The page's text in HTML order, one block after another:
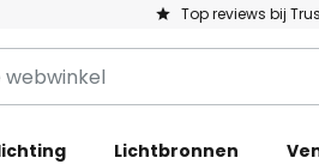
Top reviews bij
Lichtbronnen